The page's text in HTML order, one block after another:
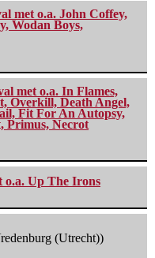
met o.a. John Coffey,
Wodan Boys,
met o.a. In Flames,
Overkill, Death Angel,
Fit For An Autopsy,
Primus, Necrot
o.a. Up The Irons
(Utrecht))